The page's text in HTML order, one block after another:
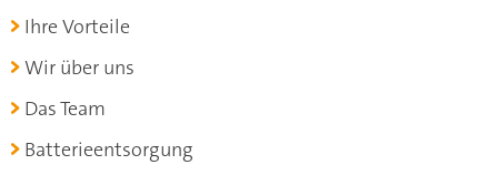
Ihre Vorteile
Wir über uns
Das Team
Batterieentsorgung